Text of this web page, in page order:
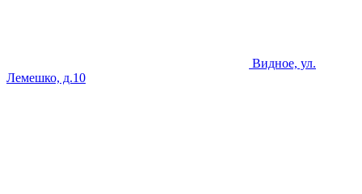
Видное, ул.
Лемешко, д.10